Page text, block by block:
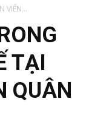
VIÊN...
TẠI
QUÂN